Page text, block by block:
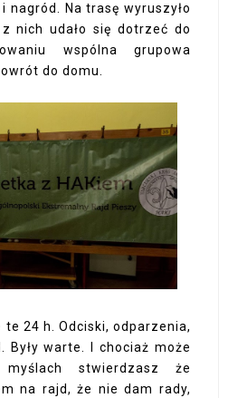
nagród. Na trasę wyruszyło
nich udało się dotrzeć do
wspólna grupowa
do domu.
te 24 h. Odciski, odparzenia,
Były warte. I chociaż może
stwierdzasz że
na rajd, że nie dam rady,